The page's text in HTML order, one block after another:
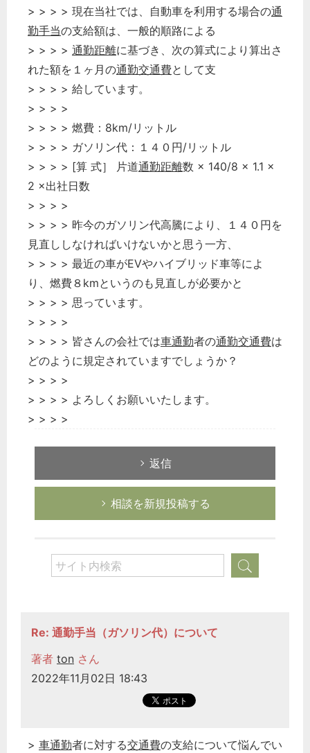
> > > > 現在当社では、自動車を利用する場合の通
勤手当の支給額は、一般的順路による
> > > > 通勤距離に基づき、次の算式により算出さ
れた額を１ヶ月の通勤交通費として支
> > > > 給しています。
> > > >
> > > > 燃費：8km/リットル
> > > > ガソリン代：１４０円/リットル
> > > > [算 式］ 片道通勤距離数 × 140/8 × 1.1 ×
2 ×出社日数
> > > >
> > > > 昨今のガソリン代高騰により、１４０円を
見直ししなければいけないかと思う一方、
> > > > 最近の車がEVやハイブリッド車等によ
り、燃費８kmというのも見直しが必要かと
> > > > 思っています。
> > > >
> > > > 皆さんの会社では車通勤者の通勤交通費は
どのように規定されていますでしょうか？
> > > >
> > > > よろしくお願いいたします。
> > > >
返信
相談を新規投稿する
Re: 通勤手当（ガソリン代）について
著者 ton さん
2022年11月02日 18:43
> 車通勤者に対する交通費の支給について悩んでい